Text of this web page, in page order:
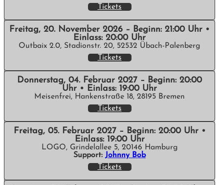
Tickets
Freitag, 20. November 2026 – Beginn: 21:00 Uhr •
Einlass: 20:00 Uhr
Outbaix 2.0, Stadionstr. 20, 52532 Übach-Palenberg
Tickets
Donnerstag, 04. Februar 2027 – Beginn: 20:00
Uhr • Einlass: 19:00 Uhr
Meisenfrei, Hankenstraße 18, 28195 Bremen
Tickets
Freitag, 05. Februar 2027 – Beginn: 20:00 Uhr •
Einlass: 19:00 Uhr
LOGO, Grindelallee 5, 20146 Hamburg
Support: Johnny Bob
Tickets